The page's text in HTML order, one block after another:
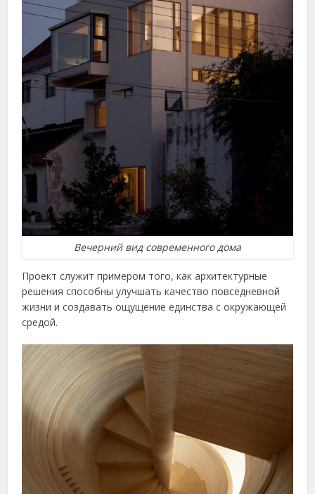
Вечерний вид современного дома
Проект служит примером того, как архитектурные
решения способны улучшать качество повседневной
жизни и создавать ощущение единства с окружающей
средой.